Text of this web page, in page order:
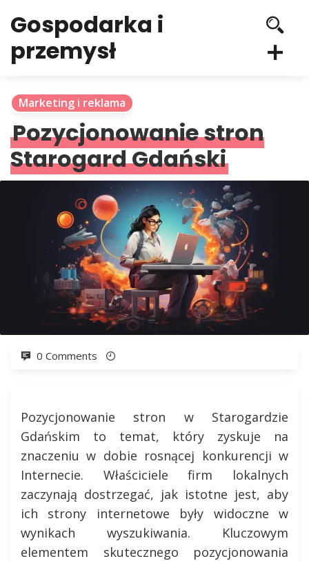
Gospodarka i
przemysł
Marketing i reklama
Pozycjonowanie stron
Starogard Gdański
0 Comments
Pozycjonowanie stron w Starogardzie
Gdańskim to temat, który zyskuje na
znaczeniu w dobie rosnącej konkurencji w
Internecie. Właściciele firm lokalnych
zaczynają dostrzegać, jak istotne jest, aby
ich strony internetowe były widoczne w
wynikach wyszukiwania. Kluczowym
elementem skutecznego pozycjonowania